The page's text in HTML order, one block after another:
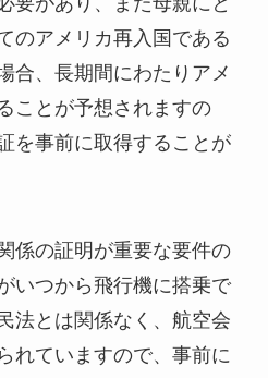
のアメリカ再入国である
合、長期間にわたりアメ
ことが予想されますの
を事前に取得することが
係の証明が重要な要件の
いつから飛行機に搭乗で
法とは関係なく、航空会
れていますので、事前に